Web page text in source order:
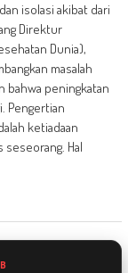
isolasi akibat dari
Direktur
Dunia),
masalah
bahwa peningkatan
Pengertian
ketiadaan
seseorang. Hal